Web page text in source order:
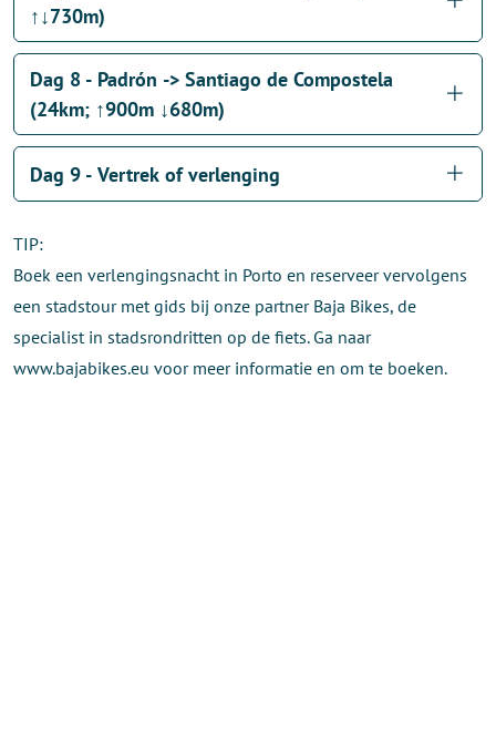
↑↓730m)
Dag 8 - Padrón -> Santiago de Compostela
(24km; ↑900m ↓680m)
Dag 9 - Vertrek of verlenging
TIP:
Boek een verlengingsnacht in Porto en reserveer vervolgens
een stadstour met gids bij onze partner Baja Bikes, de
specialist in stadsrondritten op de fiets. Ga naar
www.bajabikes.eu voor meer informatie en om te boeken.